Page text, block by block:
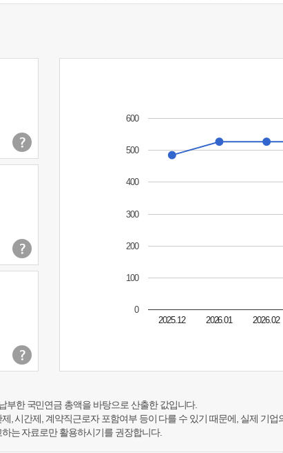
2025.12 2026.01 2026.02
0
100
200
300
400
500
600
한 국민연금 총액을 바탕으로 산출한 값입니다.
, 시간제, 계약직근로자 포함여부 등이 다를 수 있기 때문에, 실제 기업
는 자료로만 활용하시기를 권장합니다.